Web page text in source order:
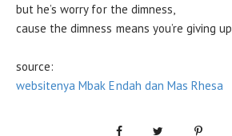
but he’s worry for the dimness,
cause the dimness means you’re giving up
source:
websitenya Mbak Endah dan Mas Rhesa